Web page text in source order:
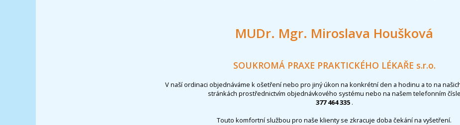
MUDr. Mgr. Miroslava Houšková
SOUKROMÁ PRAXE PRAKTICKÉHO LÉKAŘE s.r.o.
V naší ordinaci objednáváme k ošetření nebo pro jiný úkon na konkrétní den a hodinu a to na
stránkách prostřednictvím objednávkového systému nebo na našem telefonním čísle
377 464 335 .
Touto komfortní službou pro naše klienty se zkracuje doba čekání na vyšetření.